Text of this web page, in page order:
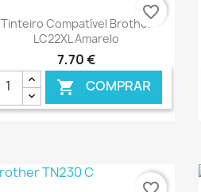
Ver+
Tinteiro Compatível Brother
LC22XL Amarelo
7,70 €
 COMPRAR
favorite_border